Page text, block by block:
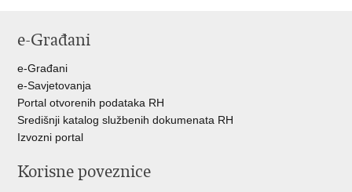
FacebookuTwitteru
e-Građani
e-Građani
e-Savjetovanja
Portal otvorenih podataka RH
Središnji katalog službenih dokumenata RH
Izvozni portal
Korisne poveznice